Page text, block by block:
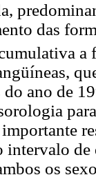
das
do ano de
de
os